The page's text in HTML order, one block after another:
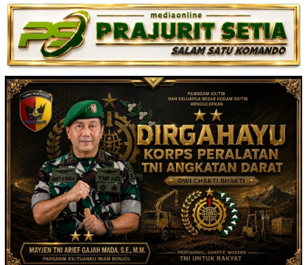
Loncat
ke
konten